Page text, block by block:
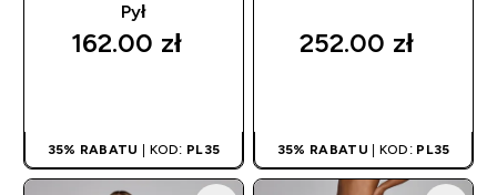
Pył
162.00 zł‎
35% RABATU | KOD: PL35
252.00 zł‎
35% RABATU | KOD: PL35